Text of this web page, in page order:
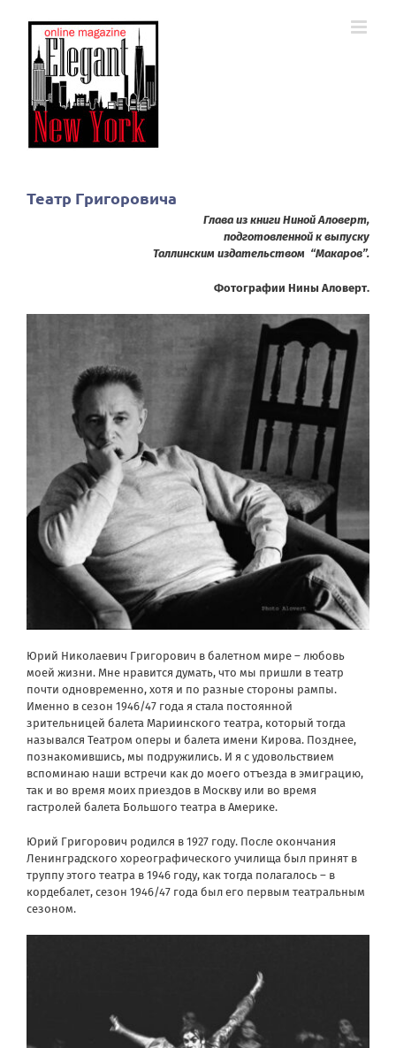
Театр Григоровича
Глава из книги Ниной Аловерт,
подготовленной к выпуску
Таллинским издательством “Макаров”.
Фотографии Нины Аловерт.
Юрий Николаевич Григорович в балетном мире – любовь
моей жизни. Мне нравится думать, что мы пришли в театр
почти одновременно, хотя и по разные стороны рампы.
Именно в сезон 1946/47 года я стала постоянной
зрительницей балета Мариинского театра, который тогда
назывался Театром оперы и балета имени Кирова. Позднее,
познакомившись, мы подружились. И я с удовольствием
вспоминаю наши встречи как до моего отъезда в эмиграцию,
так и во время моих приездов в Москву или во время
гастролей балета Большого театра в Америке.
Юрий Григорович родился в 1927 году. После окончания
Ленинградского хореографического училища был принят в
труппу этого театра в 1946 году, как тогда полагалось – в
кордебалет, сезон 1946/47 года был его первым театральным
сезоном.